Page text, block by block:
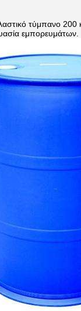
τύμπανο 200
εμπορευμάτων.